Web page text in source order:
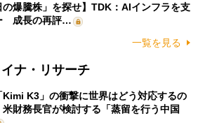
の爆騰株」を探せ】TDK：AIインフラを支
成長の再評…
一覧を見る
ナ・リサーチ
Kimi K3」の衝撃に世界はどう対応するの
財務長官が検討する「蒸留を行う中国